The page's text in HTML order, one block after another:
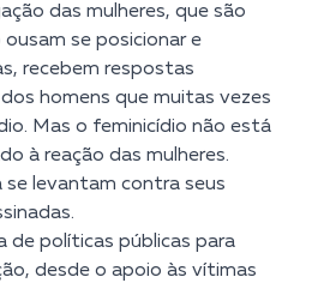
das mulheres, que são
se posicionar e
recebem respostas
homens que muitas vezes
Mas o feminicídio não está
à reação das mulheres.
se levantam contra seus
de políticas públicas para
desde o apoio às vítimas